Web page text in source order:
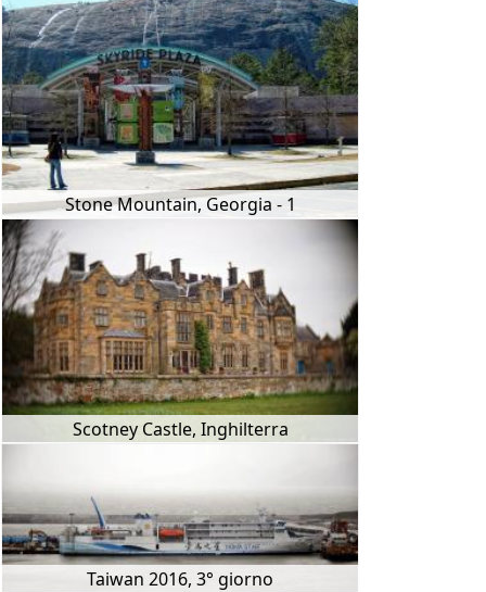
Stone Mountain, Georgia - 1
Scotney Castle, Inghilterra
Taiwan 2016, 3° giorno